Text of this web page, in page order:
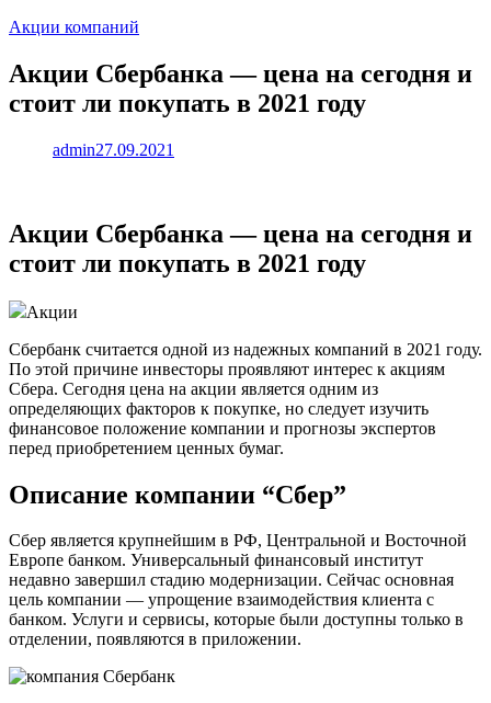
Акции компаний
Акции Сбербанка — цена на сегодня и
стоит ли покупать в 2021 году
admin27.09.2021
Акции Сбербанка — цена на сегодня и
стоит ли покупать в 2021 году
Акции
Сбербанк считается одной из надежных компаний в 2021 году.
По этой причине инвесторы проявляют интерес к акциям
Сбера. Сегодня цена на акции является одним из
определяющих факторов к покупке, но следует изучить
финансовое положение компании и прогнозы экспертов
перед приобретением ценных бумаг.
Описание компании “Сбер”
Сбер является крупнейшим в РФ, Центральной и Восточной
Европе банком. Универсальный финансовый институт
недавно завершил стадию модернизации. Сейчас основная
цель компании — упрощение взаимодействия клиента с
банком. Услуги и сервисы, которые были доступны только в
отделении, появляются в приложении.